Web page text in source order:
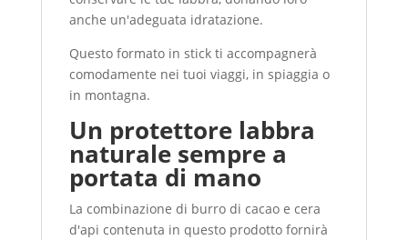
anche un'adeguata idratazione.
Questo formato in stick ti accompagnerà
comodamente nei tuoi viaggi, in spiaggia o
in montagna.
Un protettore labbra
naturale sempre a
portata di mano
La combinazione di burro di cacao e cera
d'api contenuta in questo prodotto fornirà